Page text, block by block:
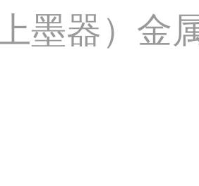
上墨器）